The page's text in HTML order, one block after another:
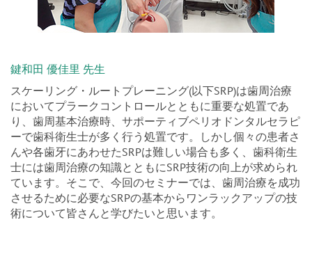
鍵和田 優佳里 先生
スケーリング・ルートプレーニング(以下SRP)は歯周治療
においてプラークコントロールとともに重要な処置であ
り、歯周基本治療時、サポーティブペリオドンタルセラピ
ーで歯科衛生士が多く行う処置です。しかし個々の患者さ
んや各歯牙にあわせたSRPは難しい場合も多く、歯科衛生
士には歯周治療の知識とともにSRP技術の向上が求められ
ています。そこで、今回のセミナーでは、歯周治療を成功
させるために必要なSRPの基本からワンラックアップの技
術について皆さんと学びたいと思います。